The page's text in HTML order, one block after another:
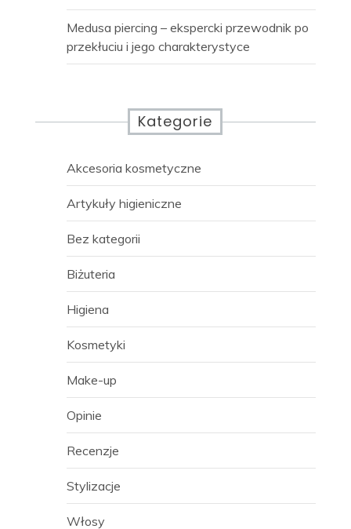
Medusa piercing – ekspercki przewodnik po
przekłuciu i jego charakterystyce
Kategorie
Akcesoria kosmetyczne
Artykuły higieniczne
Bez kategorii
Biżuteria
Higiena
Kosmetyki
Make-up
Opinie
Recenzje
Stylizacje
Włosy